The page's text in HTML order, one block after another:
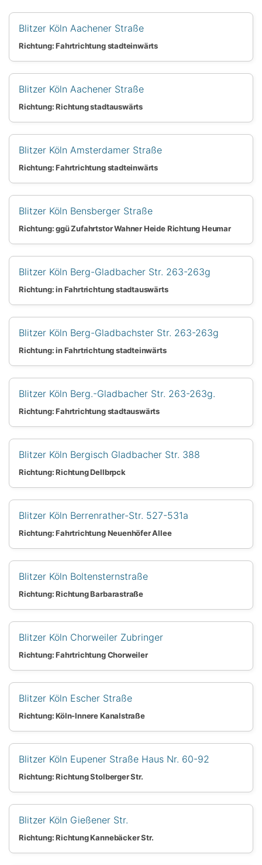
Blitzer Köln Aachener Straße
Richtung: Fahrtrichtung stadteinwärts
Blitzer Köln Aachener Straße
Richtung: Richtung stadtauswärts
Blitzer Köln Amsterdamer Straße
Richtung: Fahrtrichtung stadteinwärts
Blitzer Köln Bensberger Straße
Richtung: ggü Zufahrtstor Wahner Heide Richtung Heumar
Blitzer Köln Berg-Gladbacher Str. 263-263g
Richtung: in Fahrtrichtung stadtauswärts
Blitzer Köln Berg-Gladbachster Str. 263-263g
Richtung: in Fahrtrichtung stadteinwärts
Blitzer Köln Berg.-Gladbacher Str. 263-263g.
Richtung: Fahrtrichtung stadtauswärts
Blitzer Köln Bergisch Gladbacher Str. 388
Richtung: Richtung Dellbrpck
Blitzer Köln Berrenrather-Str. 527-531a
Richtung: Fahrtrichtung Neuenhöfer Allee
Blitzer Köln Boltensternstraße
Richtung: Richtung Barbarastraße
Blitzer Köln Chorweiler Zubringer
Richtung: Fahrtrichtung Chorweiler
Blitzer Köln Escher Straße
Richtung: Köln-Innere Kanalstraße
Blitzer Köln Eupener Straße Haus Nr. 60-92
Richtung: Richtung Stolberger Str.
Blitzer Köln Gießener Str.
Richtung: Richtung Kannebäcker Str.